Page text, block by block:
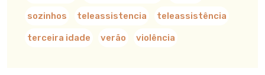
sozinhos teleassistencia teleassistência
terceira idade verão violência